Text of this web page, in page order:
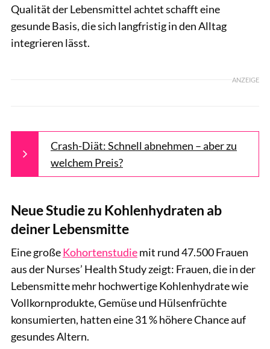
Qualität der Lebensmittel achtet schafft eine
gesunde Basis, die sich langfristig in den Alltag
integrieren lässt.
ANZEIGE
Crash-Diät: Schnell abnehmen – aber zu
welchem Preis?
Neue Studie zu Kohlenhydraten ab
deiner Lebensmitte
Eine großeKohortenstudiemit rund 47.500 Frauen
aus der Nurses’ Health Study zeigt: Frauen, die in der
Lebensmitte mehr hochwertige Kohlenhydrate wie
Vollkornprodukte, Gemüse und Hülsenfrüchte
konsumierten, hatten eine 31 % höhere Chance auf
gesundes Altern.